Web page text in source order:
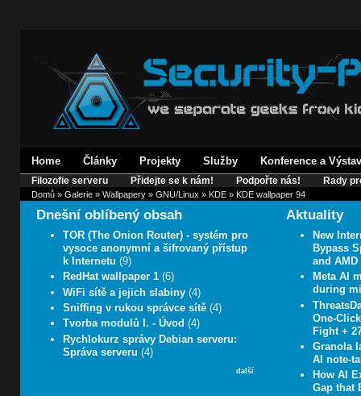
Home Články Projekty Služby Konference a
Filozofie serveru Přidejte se k nám! Podpořte nás! Rady
Domů» Galerie» Wallpapery» GNU/Linux » KDE» KDE wallpaper 94
Dnešní oblíbený obsah
TOR (The Onion Router) - systém pro
vysoce anonymní a šifrovaný přístup
k Internetu (9)
RedHat wallpaper 1 (6)
WiFi sítě a jejich slabiny (4)
Sniffing v rukou správce sítě (4)
Tvorba modulů I. - Úvod (4)
Rychlokurz správy Debian serveru:
Správa serveru (4)
další
Aktuality
New
Bypass
and AMD
Meta AI
during
One-
Fight +
Granola
AI note-
How AI
Gap that